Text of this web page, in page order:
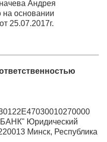
Андрея
на основании
25.07.2017г.
Юридический
Минск, Республика